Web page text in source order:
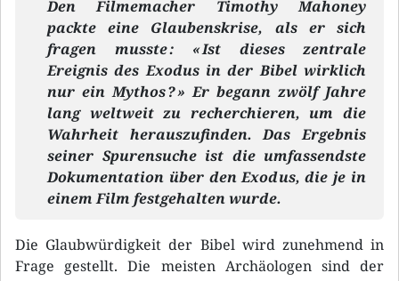
Den Filmemacher Timothy Mahoney
packte eine Glaubenskrise, als er sich
fragen musste : « Ist dieses zentrale
Ereignis des Exodus in der Bibel wirklich
nur ein Mythos ? » Er begann zwölf Jahre
lang weltweit zu recherchieren, um die
Wahrheit herauszufinden. Das Ergebnis
seiner Spurensuche ist die umfassendste
Dokumentation über den Exodus, die je in
einem Film festgehalten wurde.
Die Glaubwürdigkeit der Bibel wird zunehmend in
Frage gestellt. Die meisten Archäologen sind der